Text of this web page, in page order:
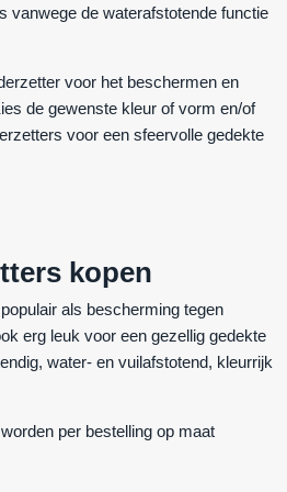
vanwege de waterafstotende functie
voor het beschermen en
de gewenste kleur of vorm en/of
voor een sfeervolle gedekte
kopen
als bescherming tegen
erg leuk voor een gezellig gedekte
, water- en vuilafstotend, kleurrijk
per bestelling op maat